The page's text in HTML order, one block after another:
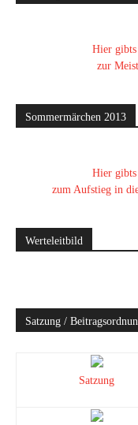
Hier
zur
Sommermärchen 2013
Hier
zum Aufstieg in
Werteleitbild
Satzung /
Satzung